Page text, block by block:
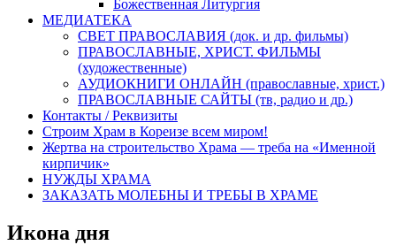
Божественная Литургия
МЕДИАТЕКА
СВЕТ ПРАВОСЛАВИЯ (док. и др. фильмы)
ПРАВОСЛАВНЫЕ, ХРИСТ. ФИЛЬМЫ
(художественные)
АУДИОКНИГИ ОНЛАЙН (православные, христ.)
ПРАВОСЛАВНЫЕ САЙТЫ (тв, радио и др.)
Контакты / Реквизиты
Строим Храм в Кореизе всем миром!
Жертва на строительство Храма — треба на «Именной
кирпичик»
НУЖДЫ ХРАМА
ЗАКАЗАТЬ МОЛЕБНЫ И ТРЕБЫ В ХРАМЕ
Икона дня